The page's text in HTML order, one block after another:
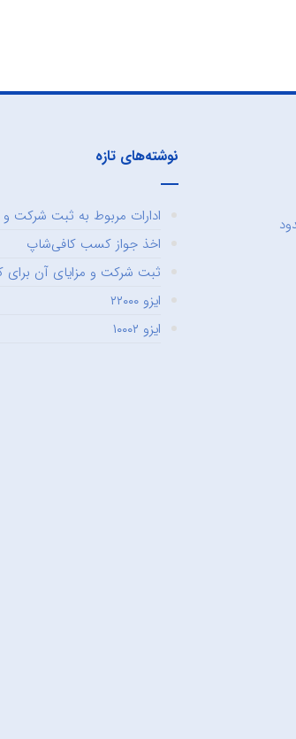
نوشته‌های تازه
ادارات مربوط به ثبت شرکت و
اخذ جواز کسب کافی‌شاپ
ثبت شرکت و مزایای آن برای
ایزو ۲۲۰۰۰
ایزو ۱۰۰۰۲